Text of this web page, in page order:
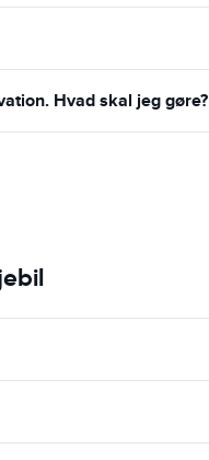
Hvad skal jeg gøre?